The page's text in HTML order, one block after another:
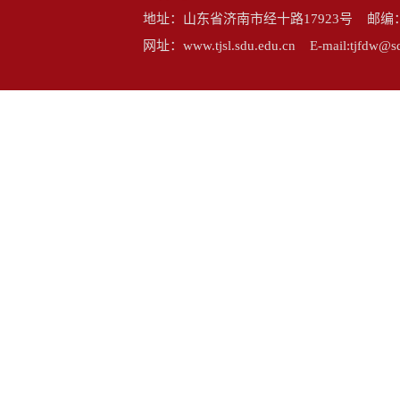
地址：山东省济南市经十路17923号 邮
网址：www.tjsl.sdu.edu.cn E-